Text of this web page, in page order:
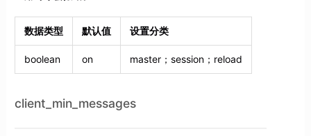
数据类型 默认值 设置分类
boolean on master；session；reload
client_min_messages